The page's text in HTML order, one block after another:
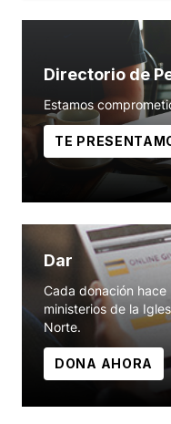
Directorio de
Estamos
TE
Dar
Cada donación hace
ministerios de la
Norte.
DONA AHORA